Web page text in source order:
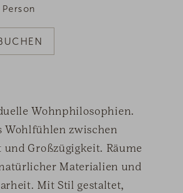
in den Alpen. Das ist Ihr
Lebensluxus.
Wohnphilosophien.
Wohlfühlen zwischen
und Großzügigkeit. Räume
Materialien und
Mit Stil gestaltet,